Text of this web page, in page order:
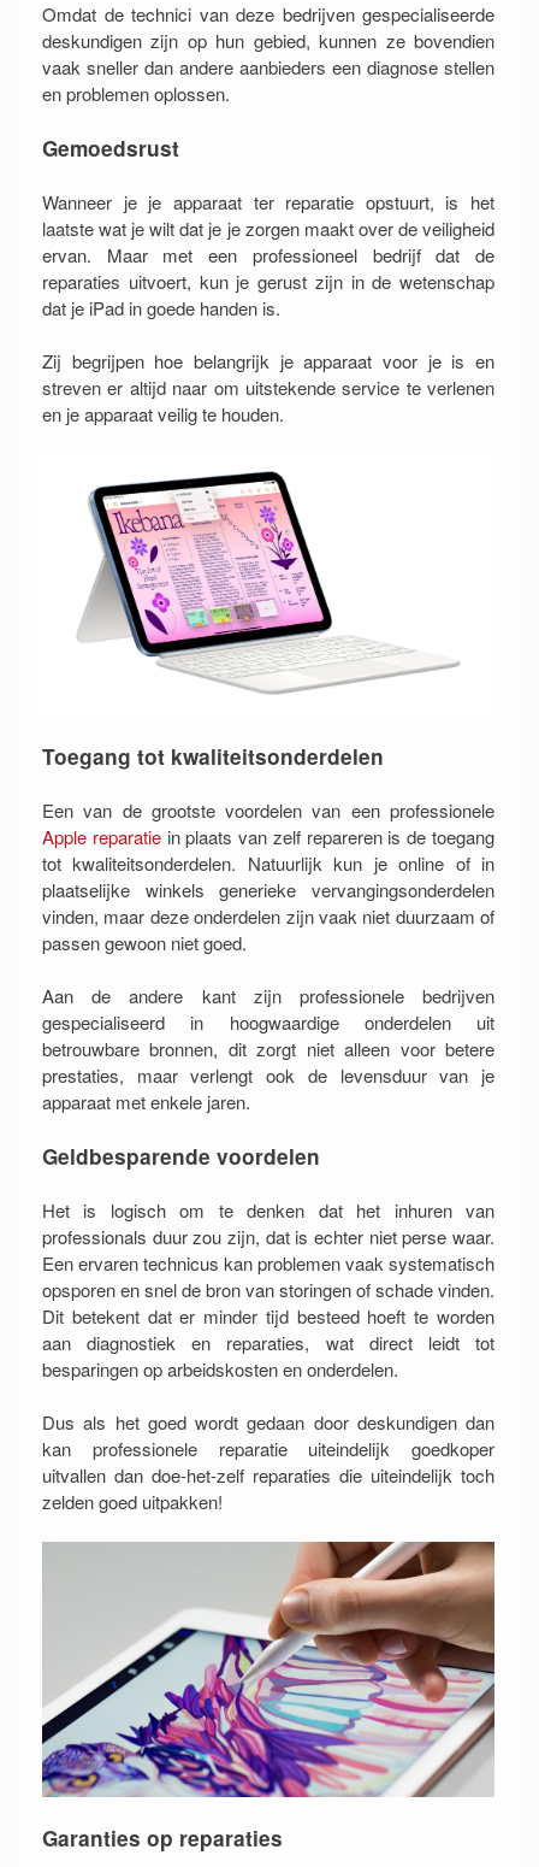
Omdat de technici van deze bedrijven gespecialiseerde
deskundigen zijn op hun gebied, kunnen ze bovendien
vaak sneller dan andere aanbieders een diagnose stellen
en problemen oplossen.
Gemoedsrust
Wanneer je je apparaat ter reparatie opstuurt, is het
laatste wat je wilt dat je je zorgen maakt over de veiligheid
ervan. Maar met een professioneel bedrijf dat de
reparaties uitvoert, kun je gerust zijn in de wetenschap
dat je iPad in goede handen is.
Zij begrijpen hoe belangrijk je apparaat voor je is en
streven er altijd naar om uitstekende service te verlenen
en je apparaat veilig te houden.
Toegang tot kwaliteitsonderdelen
Een van de grootste voordelen van een professionele
Apple reparatiein plaats van zelf repareren is de toegang
tot kwaliteitsonderdelen. Natuurlijk kun je online of in
plaatselijke winkels generieke vervangingsonderdelen
vinden, maar deze onderdelen zijn vaak niet duurzaam of
passen gewoon niet goed.
Aan de andere kant zijn professionele bedrijven
gespecialiseerd in hoogwaardige onderdelen uit
betrouwbare bronnen, dit zorgt niet alleen voor betere
prestaties, maar verlengt ook de levensduur van je
apparaat met enkele jaren.
Geldbesparende voordelen
Het is logisch om te denken dat het inhuren van
professionals duur zou zijn, dat is echter niet perse waar.
Een ervaren technicus kan problemen vaak systematisch
opsporen en snel de bron van storingen of schade vinden.
Dit betekent dat er minder tijd besteed hoeft te worden
aan diagnostiek en reparaties, wat direct leidt tot
besparingen op arbeidskosten en onderdelen.
Dus als het goed wordt gedaan door deskundigen dan
kan professionele reparatie uiteindelijk goedkoper
uitvallen dan doe-het-zelf reparaties die uiteindelijk toch
zelden goed uitpakken!
Garanties op reparaties